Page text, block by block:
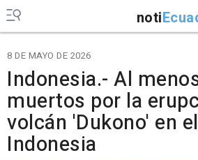
noti
8 DE MAYO DE 2026
Indonesia.- Al
muertos por la
volcán 'Dukono' en
Indonesia